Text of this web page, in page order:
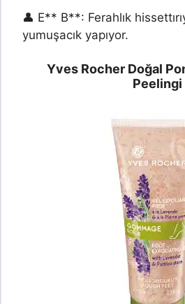
👤 E** B**: Ferahlık
yumuşacık yapıyor.
Yves Rocher Doğal
Peelingi